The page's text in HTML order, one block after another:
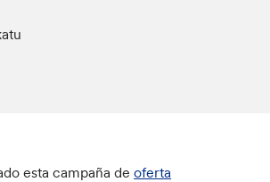
esta campaña deoferta